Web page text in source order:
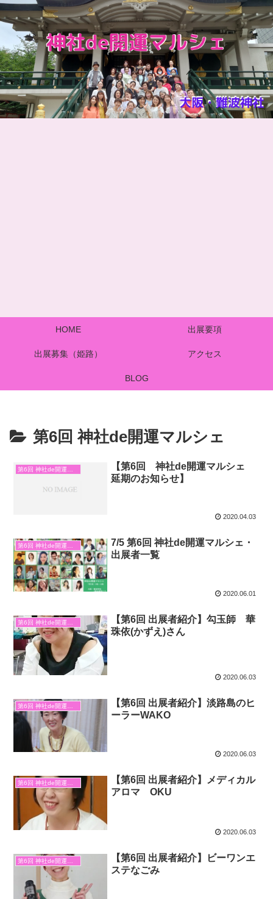
HOME 出展要項
出展募集（姫路） アクセス
BLOG
第6回 神社de開運マルシェ
第6回 神社de開運マルシェ
【第6回 神社de開運マルシェ
延期のお知らせ】
2020.04.03
第6回 神社de開運マルシェ
7/5 第6回 神社de開運マルシェ・
出展者一覧
2020.06.01
【第6回 出展者紹介】勾玉師 華
珠依(かずえ)さん
2020.06.03
第6回 神社de開運マルシェ
【第6回 出展者紹介】淡路島のヒ
ーラーWAKO
2020.06.03
【第6回 出展者紹介】メディカル
アロマ OKU
2020.06.03
【第6回 出展者紹介】ビーワンエ
ステなごみ